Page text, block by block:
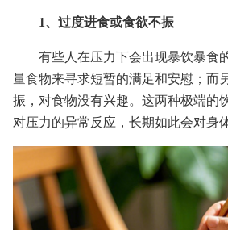
1、过度进食或食欲不振
有些人在压力下会出现暴饮暴食
量食物来寻求短暂的满足和安慰；而
振，对食物没有兴趣。这两种极端的
对压力的异常反应，长期如此会对身